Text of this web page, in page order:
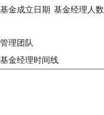
基金成立日期 基金经理人数
管理团队
基金经理时间线